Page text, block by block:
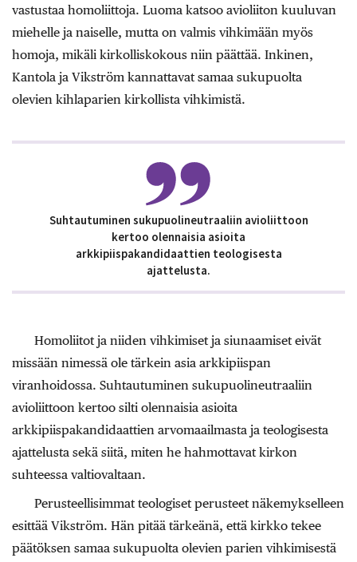
vastustaa homoliittoja. Luoma katsoo avioliiton kuuluvan
miehelle ja naiselle, mutta on valmis vihkimään myös
homoja, mikäli kirkolliskokous niin päättää. Inkinen,
Kantola ja Vikström kannattavat samaa sukupuolta
olevien kihlaparien kirkollista vihkimistä.
Suhtautuminen sukupuolineutraaliin avioliittoon
kertoo olennaisia asioita
arkkipiispakandidaattien teologisesta
ajattelusta.
Homoliitot ja niiden vihkimiset ja siunaamiset eivät
missään nimessä ole tärkein asia arkkipiispan
viranhoidossa. Suhtautuminen sukupuolineutraaliin
avioliittoon kertoo silti olennaisia asioita
arkkipiispakandidaattien arvomaailmasta ja teologisesta
ajattelusta sekä siitä, miten he hahmottavat kirkon
suhteessa valtiovaltaan.
Perusteellisimmat teologiset perusteet näkemykselleen
esittää Vikström. Hän pitää tärkeänä, että kirkko tekee
päätöksen samaa sukupuolta olevien parien vihkimisestä